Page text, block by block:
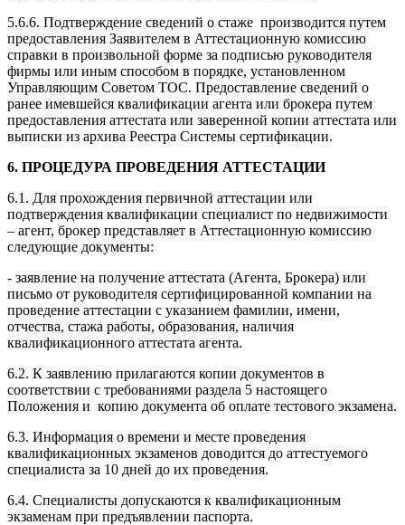
5.6.6. Подтверждение сведений о стаже производится путем
предоставления Заявителем в Аттестационную комиссию
справки в произвольной форме за подписью руководителя
фирмы или иным способом в порядке, установленном
Управляющим Советом ТОС. Предоставление сведений о
ранее имевшейся квалификации агента или брокера путем
предоставления аттестата или заверенной копии аттестата или
выписки из архива Реестра Системы сертификации.
6. ПРОЦЕДУРА ПРОВЕДЕНИЯ АТТЕСТАЦИИ
6.1. Для прохождения первичной аттестации или
подтверждения квалификации специалист по недвижимости
– агент, брокер представляет в Аттестационную комиссию
следующие документы:
- заявление на получение аттестата (Агента, Брокера) или
письмо от руководителя сертифицированной компании на
проведение аттестации с указанием фамилии, имени,
отчества, стажа работы, образования, наличия
квалификационного аттестата агента.
6.2. К заявлению прилагаются копии документов в
соответствии с требованиями раздела 5 настоящего
Положения и копию документа об оплате тестового экзамена.
6.3. Информация о времени и месте проведения
квалификационных экзаменов доводится до аттестуемого
специалиста за 10 дней до их проведения.
6.4. Специалисты допускаются к квалификационным
экзаменам при предъявлении паспорта.